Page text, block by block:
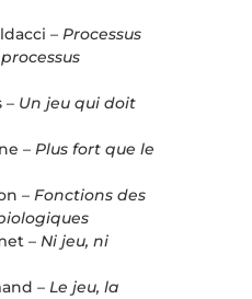
– Processus
– Un jeu qui doit
– Plus fort que le
– Fonctions des
– Ni jeu, ni
– Le jeu, la